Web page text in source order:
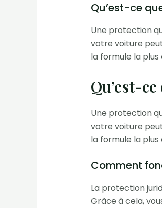
Qu’est-ce
Une protection
votre voiture
la formule la plus
Qu’est-
Une protection
votre voiture
la formule la plus
Comment
La protection
Grâce à cela,